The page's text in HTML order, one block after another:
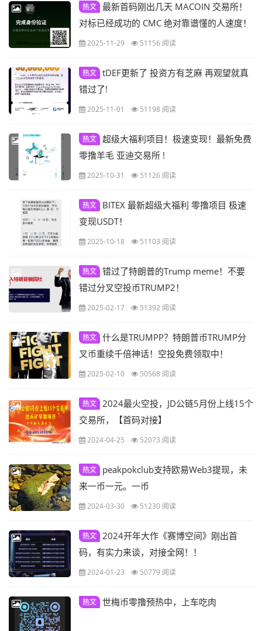
热文 最新首码刚出几天 MACOIN 交易所！
对标已经成功的 CMC 绝对靠谱懂的人速度！
2025-11-29 51156 阅读
热文 tDEF更新了 投资方有芝麻 再观望就真
错过了!
2025-11-01 51198 阅读
热文 超级大福利项目！极速变现！最新免费
零撸羊毛 亚迪交易所 !
2025-10-31 51126 阅读
热文
BITEX 最新超级大福利 零撸项目 极速
变现USDT！
2025-10-18 51103 阅读
热文 错过了特朗普的Trump meme！不要
错过分叉空投币TRUMP2！
2025-02-17 51392 阅读
热文 什么是TRUMPP？特朗普币TRUMP分
叉币重续千倍神话！空投免费领取中！
2025-02-10 50568 阅读
热文 2024最火空投，JD公链5月份上线15个
交易所，【首码对接】
2024-04-25 52073 阅读
热文
peakpokclub支持欧易Web3提现，未
来一币一元。一币
2024-03-30 51230 阅读
热文 2024开年大作《赛博空间》刚出首
码，有实力来谈，对接全网！！
2024-01-23 50779 阅读
热文 世梅币零撸预热中，上车吃肉